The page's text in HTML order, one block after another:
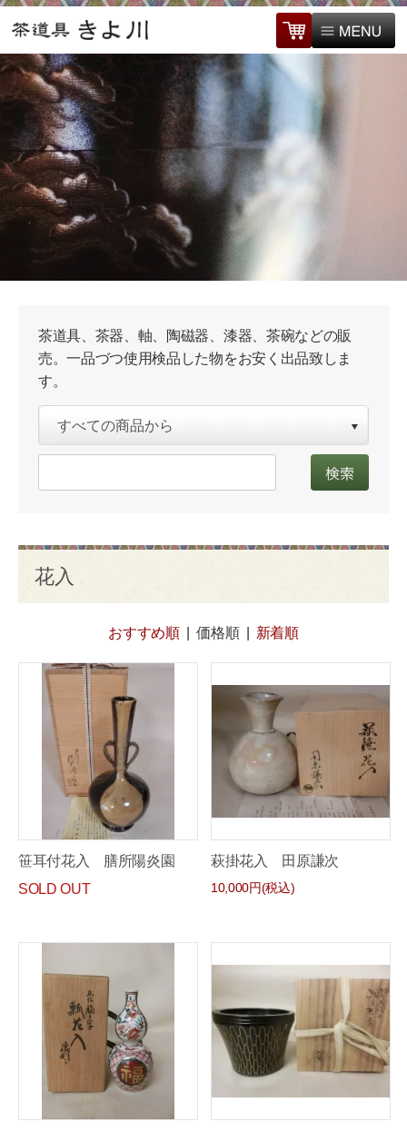
茶道具、茶器、軸、陶磁器、漆器、茶碗などの販
売。一品づつ使用検品した物をお安く出品致しま
す。
花入
おすすめ順|価格順| 新着順
笹耳付花入 膳所陽炎園
SOLD OUT
萩掛花入 田原謙次
10,000円(税込)